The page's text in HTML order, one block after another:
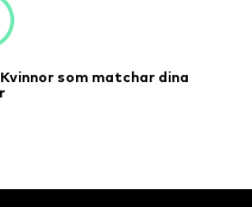
som matchar dina